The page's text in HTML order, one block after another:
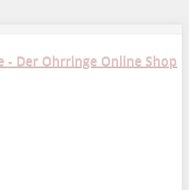
- Der Ohrringe Online Shop